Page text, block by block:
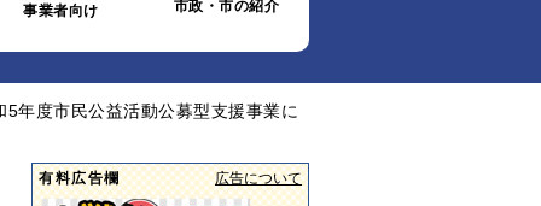
事業者向け
市政・市の紹介
年度市民公益活動公募型支援事業に
有料広告欄 広告について